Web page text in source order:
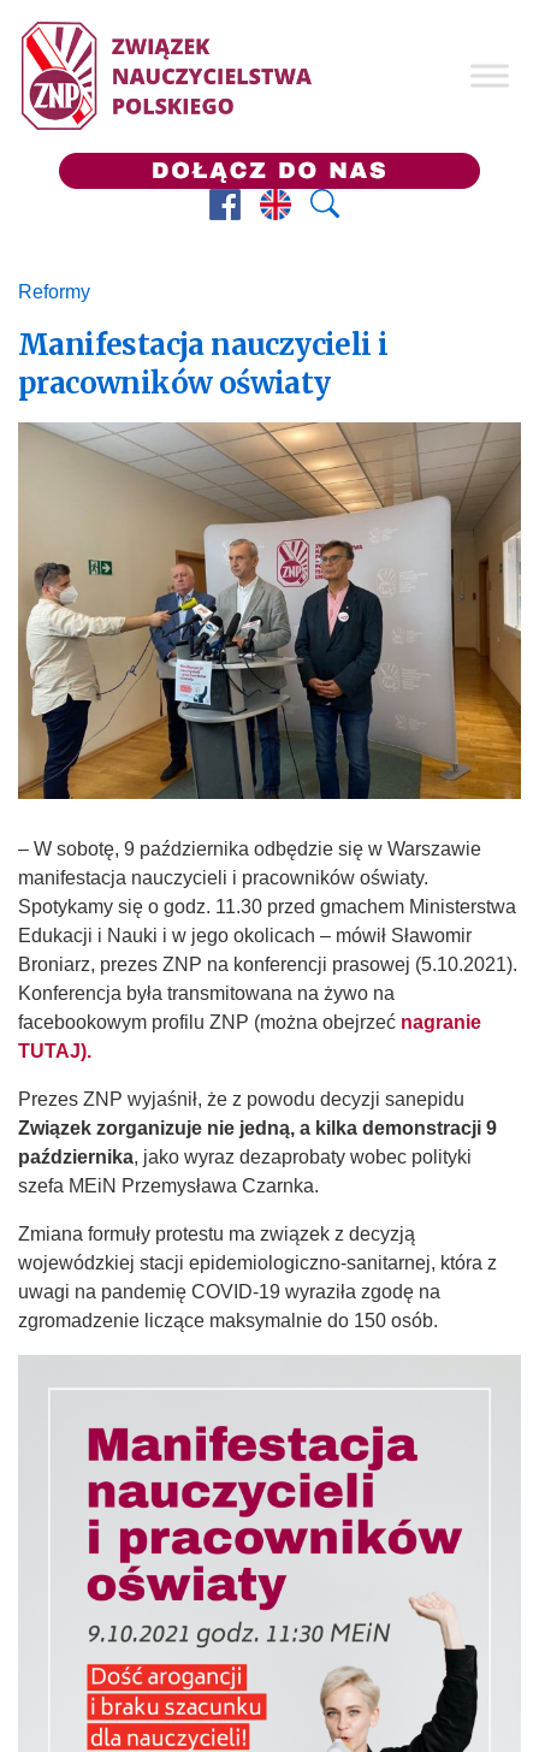
FacebookPrezes ZNP
Wyszukaj
Reformy
Manifestacja nauczycieli i
pracowników oświaty
– W sobotę, 9 października odbędzie się w Warszawie
manifestacja nauczycieli i pracowników oświaty.
Spotykamy się o godz. 11.30 przed gmachem Ministerstwa
Edukacji i Nauki i w jego okolicach – mówił Sławomir
Broniarz, prezes ZNP na konferencji prasowej (5.10.2021).
Konferencja była transmitowana na żywo na
facebookowym profilu ZNP (można obejrzeć nagranie
TUTAJ).
Prezes ZNP wyjaśnił, że z powodu decyzji sanepidu
Związek zorganizuje nie jedną, a kilka demonstracji 9
października, jako wyraz dezaprobaty wobec polityki
szefa MEiN Przemysława Czarnka.
Zmiana formuły protestu ma związek z decyzją
wojewódzkiej stacji epidemiologiczno-sanitarnej, która z
uwagi na pandemię COVID-19 wyraziła zgodę na
zgromadzenie liczące maksymalnie do 150 osób.